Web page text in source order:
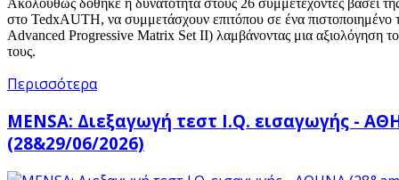
στο TedxAUTH, να συμμετάσχουν επιτόπου σε ένα πιστοποιημένο
Advanced Progressive Matrix Set II) λαμβάνοντας μια αξιολόγηση
τους.
Περισσότερα
MENSA: Διεξαγωγή τεστ I.Q. εισαγωγής -
(28&29/06/2026)